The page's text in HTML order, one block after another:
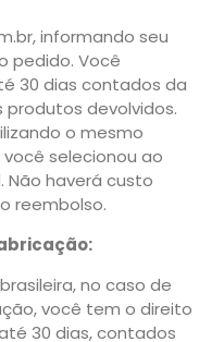
informando seu
pedido. Você
30 dias contados da
devolvidos.
o mesmo
selecionou ao
Não haverá custo
reembolso.
no caso de
você tem o direito
30 dias, contados